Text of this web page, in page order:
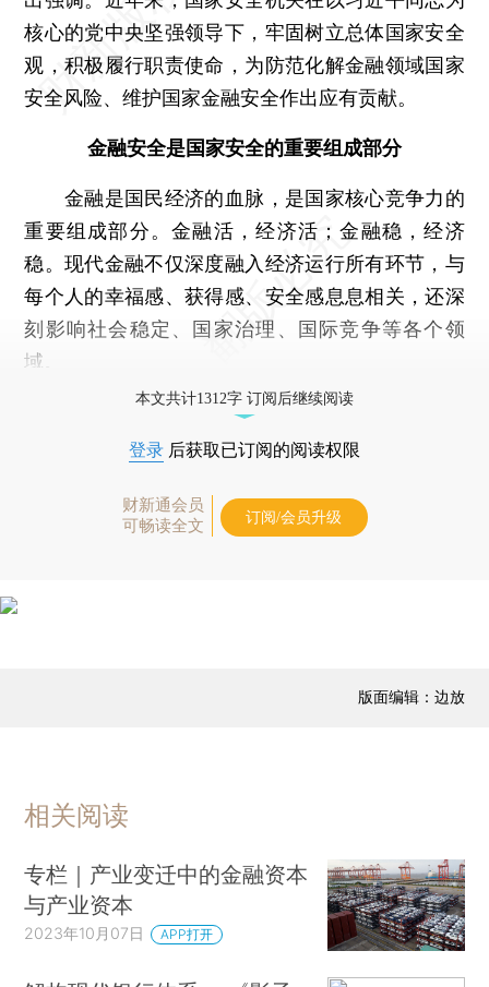
核心的党中央坚强领导下，牢固树立总体国家安全
观，积极履行职责使命，为防范化解金融领域国家
安全风险、维护国家金融安全作出应有贡献。
金融安全是国家安全的重要组成部分
金融是国民经济的血脉，是国家核心竞争力的
重要组成部分。金融活，经济活；金融稳，经济
稳。现代金融不仅深度融入经济运行所有环节，与
每个人的幸福感、获得感、安全感息息相关，还深
刻影响社会稳定、国家治理、国际竞争等各个领
域。
本文共计1312字 订阅后继续阅读
登录 后获取已订阅的阅读权限
财新通会员
可畅读全文
订阅/会员升级
版面编辑：边放
相关阅读
专栏｜产业变迁中的金融资本
与产业资本
2023年10月07日 APP打开